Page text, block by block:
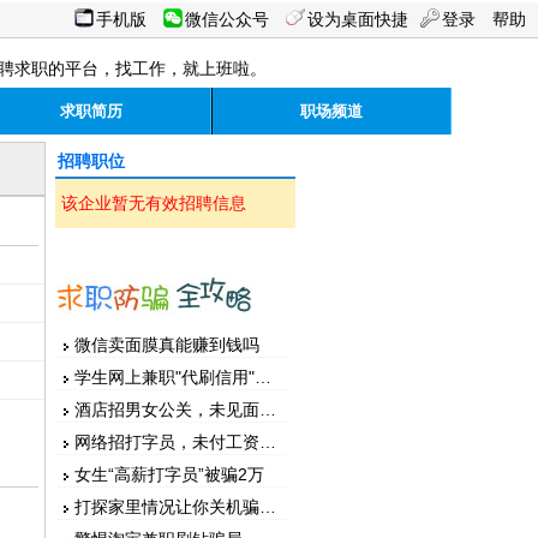
手机版 微信公众号 设为桌面快捷 登录 帮助
求职的平台，找工作，就上班啦。
求职简历 职场频道
招聘职位
该企业暂无有效招聘信息
微信卖面膜真能赚到钱吗
女生“高薪打字员”被骗2万